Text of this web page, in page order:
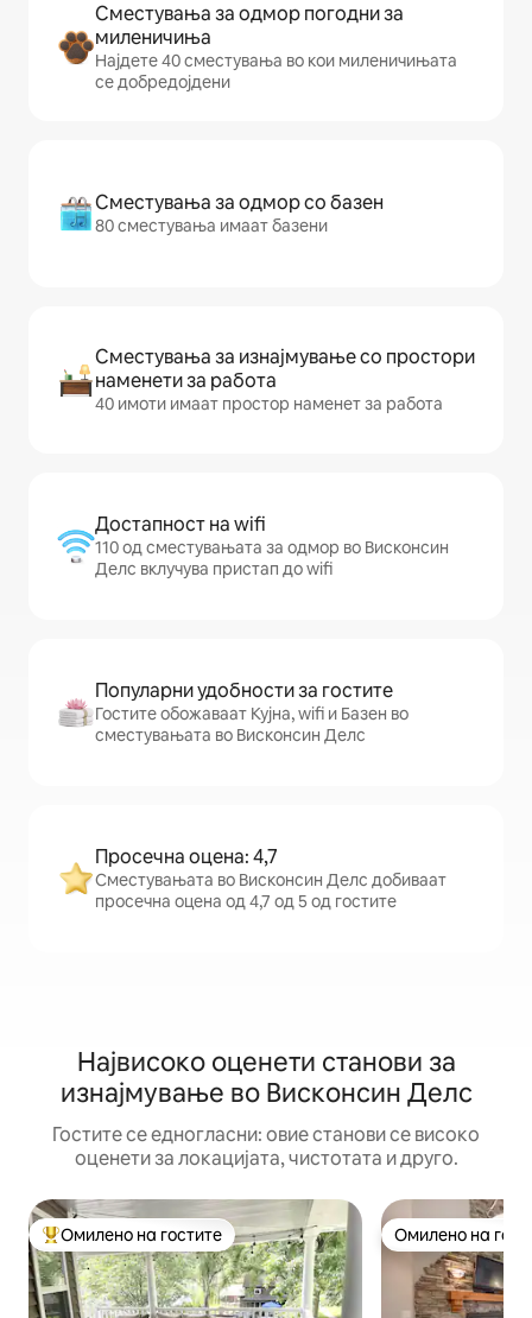
Сместувања за одмор погодни за
миленичиња
Најдете 40 сместувања во кои миленичињата
се добредојдени
Сместувања за одмор со базен
80 сместувања имаат базени
Сместувања за изнајмување со простори
наменети за работа
40 имоти имаат простор наменет за работа
Достапност на wifi
110 од сместувањата за одмор во Висконсин
Делс вклучува пристап до wifi
Популарни удобности за гостите
Гостите обожаваат Кујна, wifi и Базен во
сместувањата во Висконсин Делс
Просечна оцена: 4,7
Сместувањата во Висконсин Делс добиваат
просечна оцена од 4,7 од 5 од гостите
Највисоко оценети станови за
изнајмување во Висконсин Делс
Гостите се едногласни: овие станови се високо
оценети за локацијата, чистотата и друго.
Меѓу најуспешните „Омилени на гостите“
Омилено на гостите Омилено на
Омилено на